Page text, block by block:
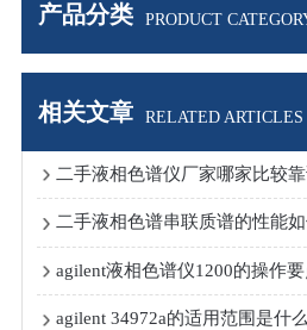
产品分类 PRODUCT
相关文章 RELATED ARTICLES
二手液相色谱仪厂家哪家比较靠
二手液相色谱串联质谱的性能如
agilent液相色谱仪1200的操作
agilent 34972a的适用范围是什